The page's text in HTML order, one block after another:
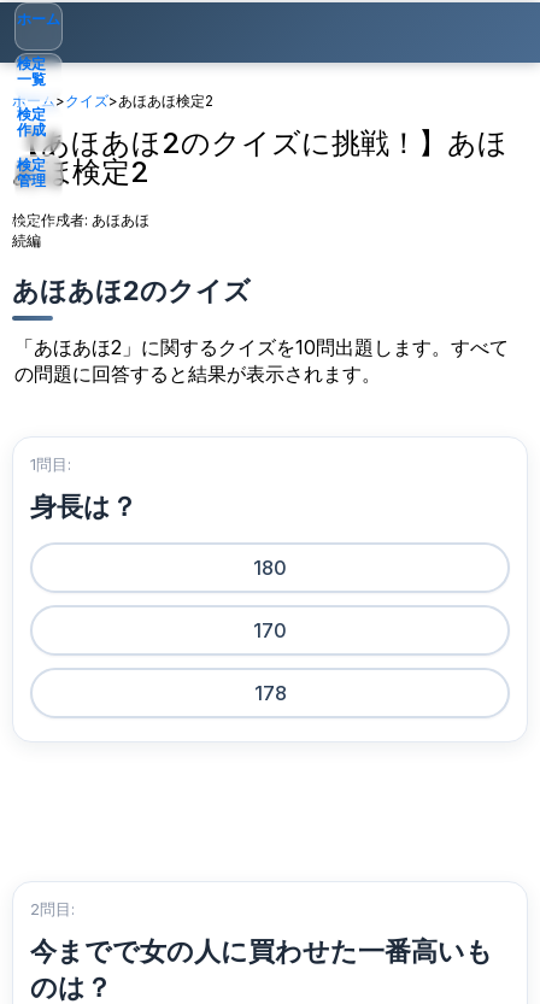
ホーム
検定
一覧
検定
作成
検定
管理
ゲスト▾
ホーム>クイズ>あほあほ検定2
【あほあほ2のクイズに挑戦！】あほ
あほ検定2
検定作成者: あほあほ
続編
あほあほ2のクイズ
「あほあほ2」に関するクイズを10問出題します。すべて
の問題に回答すると結果が表示されます。
1問目:
身長は？
180
170
178
2問目:
今までで女の人に買わせた一番高いも
のは？